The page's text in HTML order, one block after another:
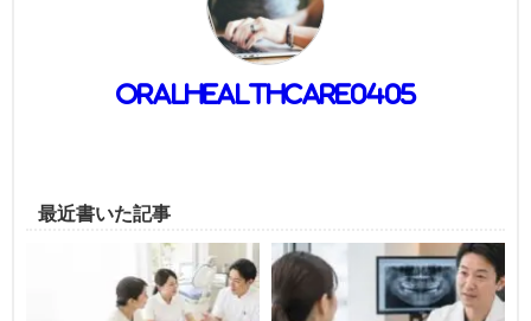
oralhealthcare0405
最近書いた記事